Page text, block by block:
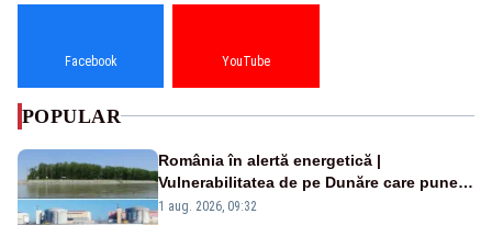
Facebook YouTube
POPULAR
România în alertă energetică |
Vulnerabilitatea de pe Dunăre care pune
în pericol Centrala Cernavodă era
1 aug. 2026, 09:32